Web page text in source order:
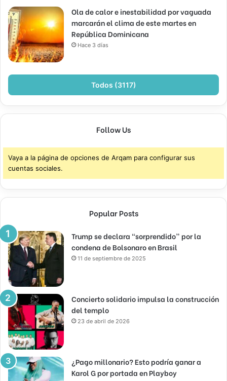
Ola de calor e inestabilidad por vaguada
marcarán el clima de este martes en
República Dominicana
Hace 3 días
Todos (3117)
Follow Us
Vaya a la página de opciones de Arqam para configurar sus
cuentas sociales.
Popular Posts
Trump se declara “sorprendido” por la
condena de Bolsonaro en Brasil
11 de septiembre de 2025
Concierto solidario impulsa la construcción
del templo
23 de abril de 2026
¿Pago millonario? Esto podría ganar a
Karol G por portada en Playboy